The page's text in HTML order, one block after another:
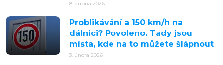
8. dubna 2026
Problikávání a 150 km/h na
dálnici? Povoleno. Tady jsou
místa, kde na to můžete šlápnout
3. února 2026